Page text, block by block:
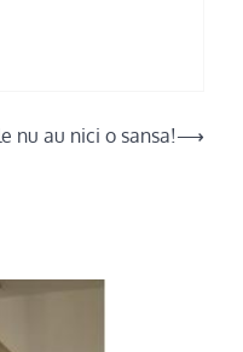
nu au nici o sansa!⟶